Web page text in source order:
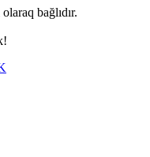
bağlıdır.